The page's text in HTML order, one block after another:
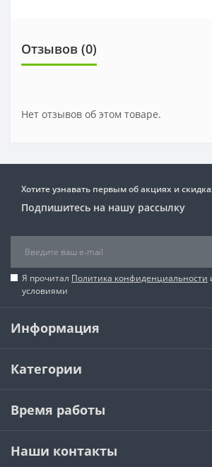
Отзывов (0)
Нет отзывов об этом товаре.
Хотите узнавать первым об акциях и
Подпишитесь на нашу рассылку
Я прочитал Политика конфиденциальности
условиями
Информация
Категории
Время работы
Наши контакты